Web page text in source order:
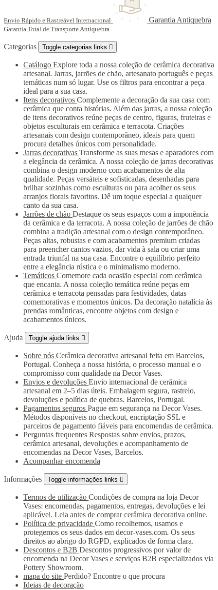
Envio Rápido e Rastreável Internacional Garantia Antiquebra
Garantia Total de Transporte Antiquebra
Categorias Toggle categorias links 
Catálogo Explore toda a nossa coleção de cerâmica decorativa
artesanal. Jarras, jarrões de chão, artesanato português e peças
temáticas num só lugar. Use os filtros para encontrar a peça
ideal para a sua casa.
Itens decorativos Complemente a decoração da sua casa com
cerâmica que conta histórias. Além das jarras, a nossa coleção
de itens decorativos reúne peças de centro, figuras, fruteiras e
objetos esculturais em cerâmica e terracota. Criações
artesanais com design contemporâneo, ideais para quem
procura detalhes únicos com personalidade.
Jarras decorativas Transforme as suas mesas e aparadores com
a elegância da cerâmica. A nossa coleção de jarras decorativas
combina o design moderno com acabamentos de alta
qualidade. Peças versáteis e sofisticadas, desenhadas para
brilhar sozinhas como esculturas ou para acolher os seus
arranjos florais favoritos. Dê um toque especial a qualquer
canto da sua casa.
Jarrões de chão Destaque os seus espaços com a imponência
da cerâmica e da terracota. A nossa coleção de jarrões de chão
combina a tradição artesanal com o design contemporâneo.
Peças altas, robustas e com acabamentos premium criadas
para preencher cantos vazios, dar vida à sala ou criar uma
entrada triunfal na sua casa. Encontre o equilíbrio perfeito
entre a elegância rústica e o minimalismo moderno.
Temáticos Comemore cada ocasião especial com cerâmica
que encanta. A nossa coleção temática reúne peças em
cerâmica e terracota pensadas para festividades, datas
comemorativas e momentos únicos. Da decoração natalícia às
prendas românticas, encontre objetos com design e
acabamentos únicos.
Ajuda Toggle ajuda links 
Sobre nós Cerâmica decorativa artesanal feita em Barcelos,
Portugal. Conheça a nossa história, o processo manual e o
compromisso com qualidade na Decor Vases.
Envios e devoluções Envio internacional de cerâmica
artesanal em 2–5 dias úteis. Embalagem segura, rastreio,
devoluções e política de quebras. Barcelos, Portugal.
Pagamentos seguros Pague em segurança na Decor Vases.
Métodos disponíveis no checkout, encriptação SSL e
parceiros de pagamento fiáveis para encomendas de cerâmica.
Perguntas frequentes Respostas sobre envios, prazos,
cerâmica artesanal, devoluções e acompanhamento de
encomendas na Decor Vases, Barcelos.
Acompanhar encomenda
Informações Toggle informações links 
Termos de utilização Condições de compra na loja Decor
Vases: encomendas, pagamentos, entregas, devoluções e lei
aplicável. Leia antes de comprar cerâmica decorativa online.
Política de privacidade Como recolhemos, usamos e
protegemos os seus dados em decor-vases.com. Os seus
direitos ao abrigo do RGPD, explicados de forma clara.
Descontos e B2B Descontos progressivos por valor de
encomenda na Decor Vases e serviços B2B especializados via
Pottery Showroom.
mapa do site Perdido? Encontre o que procura
Ideias de decoração